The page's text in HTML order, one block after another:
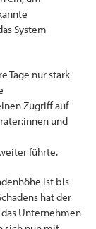
System
Tage nur stark
Zugriff auf
und
führte.
ist bis
hat der
Unternehmen